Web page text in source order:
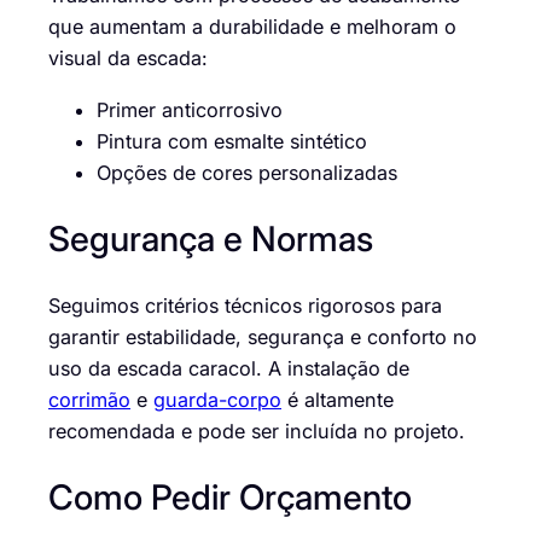
que aumentam a durabilidade e melhoram o
visual da escada:
Primer anticorrosivo
Pintura com esmalte sintético
Opções de cores personalizadas
Segurança e Normas
Seguimos critérios técnicos rigorosos para
garantir estabilidade, segurança e conforto no
uso da escada caracol. A instalação de
corrimão e guarda-corpo é altamente
recomendada e pode ser incluída no projeto.
Como Pedir Orçamento